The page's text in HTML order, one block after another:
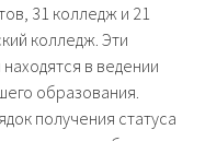
31 колледж и 21
колледж. Эти
в ведении
образования.
получения статуса